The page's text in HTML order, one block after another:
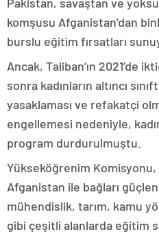
komşusu Afganistan’dan
burslu eğitim fırsatları
Ancak, Taliban’ın 2021’de
sonra kadınların altıncı
yasaklaması ve refakatçi
engellemesi nedeniyle,
program durdurulmuştu.
Yükseköğrenim Komisyonu,
Afganistan ile bağları
mühendislik, tarım, kamu
gibi çeşitli alanlarda eğitim